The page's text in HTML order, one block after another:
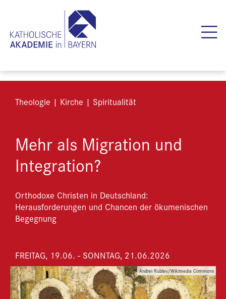
Theologie | Kirche | Spiritualität
Mehr als Migration und
Integration?
Orthodoxe Christen in Deutschland:
Herausforderungen und Chancen der ökumenischen
Begegnung
FREITAG, 19.06. - SONNTAG, 21.06.2026
Andrei Rublev/Wikimedia Commons